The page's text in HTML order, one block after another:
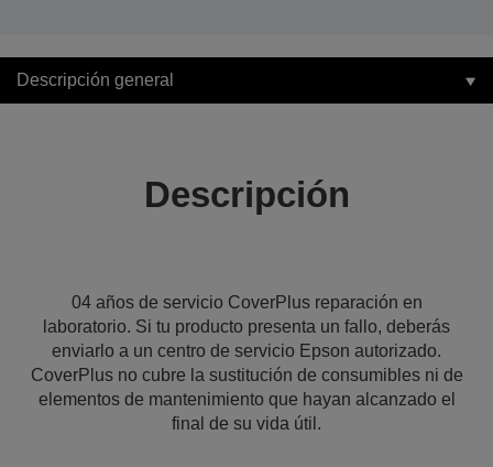
Descripción general
Descripción
04 años de servicio CoverPlus reparación en
laboratorio. Si tu producto presenta un fallo, deberás
enviarlo a un centro de servicio Epson autorizado.
CoverPlus no cubre la sustitución de consumibles ni de
elementos de mantenimiento que hayan alcanzado el
final de su vida útil.